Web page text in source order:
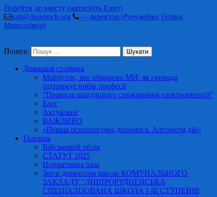
Перейти до вмісту (натисніть Enter)
sajt@dnsvitoch.org
— директор (Розумейко Тетяна
Миколаївна)
Пошук:
Домашня сторінка
Майбутнє, яке обираємо МИ: як громада
підтримує вибір професії
“Правила ощадливого споживання електроенергії”
Блог
Актуальне
ВАЖЛИВО
«Перша психологічна допомога. Алгоритм дій»
Головна
Військовий облік
СТАТУТ 2025
Нормативна база
Звіти директора школи КОМУНАЛЬНОГО
ЗАКЛАДУ “ДНІПРОРУДНЕНСЬКА
СПЕЦІАЛІЗОВАНА ШКОЛА І-ІІІ СТУПЕНІВ